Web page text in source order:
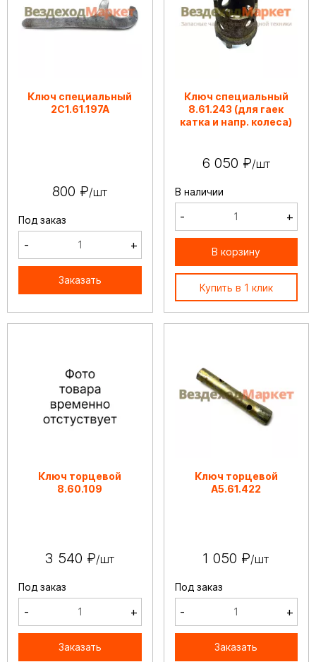
Ключ специальный
2С1.61.197А
800 ₽/шт
Под заказ
- +
Заказать
Ключ специальный
8.61.243 (для гаек
катка и напр. колеса)
6 050 ₽/шт
В наличии
- +
В корзину
Купить в 1 клик
Ключ торцевой
8.60.109
3 540 ₽/шт
Под заказ
- +
Заказать
Ключ торцевой
А5.61.422
1 050 ₽/шт
Под заказ
- +
Заказать